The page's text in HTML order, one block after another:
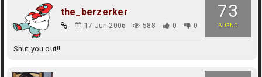
73
BUENO
the_berzerker
17 Jun 2006 588 0 0
Shut you out!!